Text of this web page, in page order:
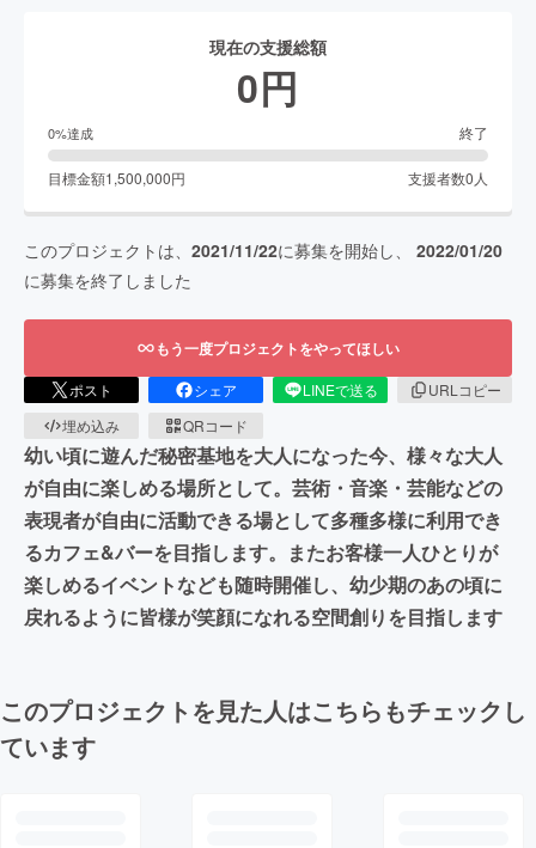
現在の支援総額
0円
0%達成 終了
目標金額1,500,000円 支援者数0 人
このプロジェクトは、 2021/11/22に募集を開始し、 2022/01/20
に募集を終了しました
もう一度プロジェクトをやってほしい
ポスト シェア LINEで送る
URLコピー
埋め込み
QRコード
幼い頃に遊んだ秘密基地を大人になった今、様々な大人
が自由に楽しめる場所として。芸術・音楽・芸能などの
表現者が自由に活動できる場として多種多様に利用でき
るカフェ&バーを目指します。またお客様一人ひとりが
楽しめるイベントなども随時開催し、幼少期のあの頃に
戻れるように皆様が笑顔になれる空間創りを目指します
このプロジェクトを見た人はこちらもチェックし
ています